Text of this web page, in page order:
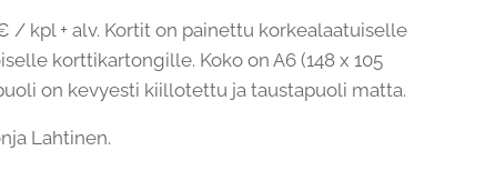
/ kpl + alv. Kortit on painettu korkealaatuiselle
korttikartongille. Koko on A6 (148 x 105
on kevyesti kiillotettu ja taustapuoli matta.
Lahtinen.